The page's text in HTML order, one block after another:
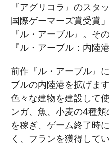
『アグリコラ』のス
国際ゲーマーズ賞受賞
『ル・アーブル』。そ
『ル・アーブル：内陸
前作『ル・アーブル』
ブルの内陸港を拡げま
色々な建物を建設して
ンガ、魚、小麦の4種
を稼ぎ、ゲーム終了時
く、フランを獲得して